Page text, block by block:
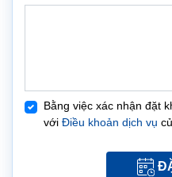
Bằng việc xác nhận đặt
với Điều khoản dịch vụ